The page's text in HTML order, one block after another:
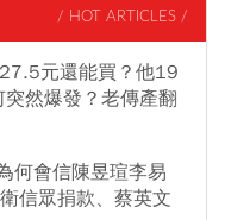
/ HOT ARTICLES /
元還能買？他19
然爆發？老傳產翻
何會信陳昱瑄李易
信眾捐款、蔡英文